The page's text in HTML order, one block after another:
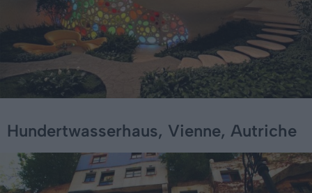
Hundertwasserhaus, Vienne, Autriche